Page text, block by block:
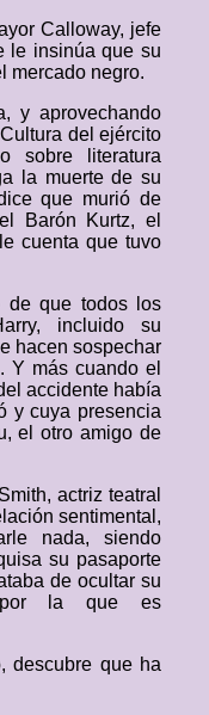
Calloway, jefe
le insinúa que su
mercado negro.
y aprovechando
del ejército
sobre literatura
la muerte de su
que murió de
Barón Kurtz, el
cuenta que tuvo
de que todos los
incluido su
hacen sospechar
Y más cuando el
accidente había
y cuya presencia
el otro amigo de
actriz teatral
sentimental,
nada, siendo
su pasaporte
de ocultar su
por la que es
descubre que ha